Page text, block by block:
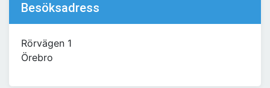
Besöksadress
Rörvägen 1
Örebro